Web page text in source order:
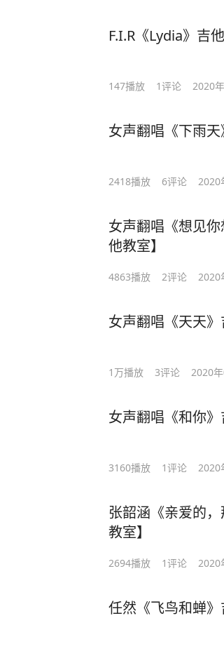
F.I.R《Lydia》吉
147播放 1评论 2020
女声翻唱《下雨天
2418播放 6评论 2020
女声翻唱《想见
他教室】
4863播放 2评论 2020
女声翻唱《天天》
1万播放 3评论 2020
女声翻唱《和你》
3160播放 1评论 2020
张韶涵《亲爱的
教室】
2694播放 1评论 2020
任然《飞鸟和蝉》